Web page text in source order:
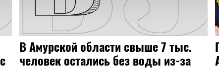
В Амурской области ребенок выпал
из окна детсада